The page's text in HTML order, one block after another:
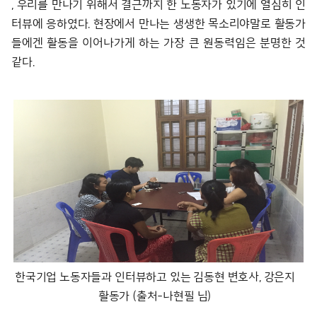
, 우리를 만나기 위해서 결근까지 한 노동자가 있기에 열심히 인
터뷰에 응하였다. 현장에서 만나는 생생한 목소리야말로 활동가
들에겐 활동을 이어나가게 하는 가장 큰 원동력임은 분명한 것
같다.
한국기업 노동자들과 인터뷰하고 있는 김동현 변호사, 강은지
활동가 (출처-나현필 님)